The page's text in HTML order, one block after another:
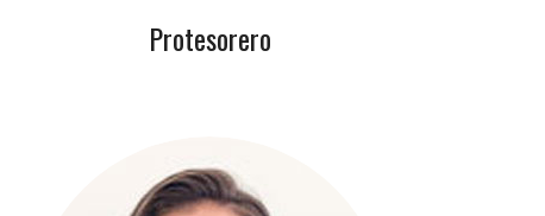
Protesorero